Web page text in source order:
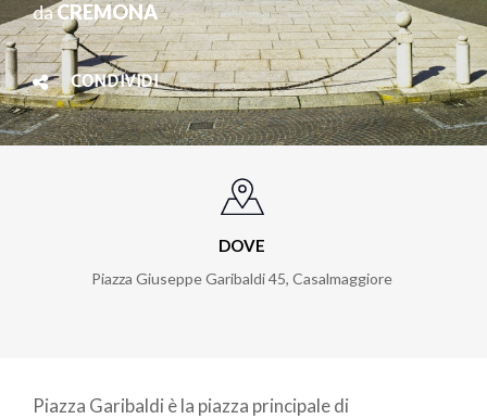
daCREMONA
CONDIVIDI
DOVE
Piazza Giuseppe Garibaldi 45, Casalmaggiore
Piazza Garibaldi è la piazza principale di